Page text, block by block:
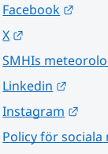
Facebook
X
SMHIs
Linkedin
Instagram
Policy för sociala